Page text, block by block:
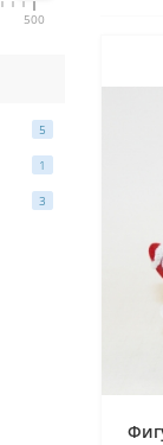
500
5
1
3